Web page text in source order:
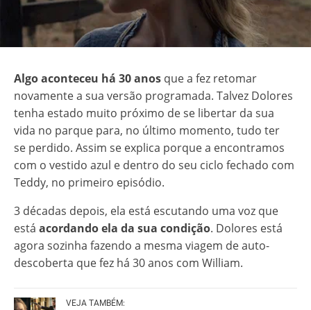
Algo aconteceu há 30 anos que a fez retomar
novamente a sua versão programada. Talvez Dolores
tenha estado muito próximo de se libertar da sua
vida no parque para, no último momento, tudo ter
se perdido. Assim se explica porque a encontramos
com o vestido azul e dentro do seu ciclo fechado com
Teddy, no primeiro episódio.
3 décadas depois, ela está escutando uma voz que
está acordando ela da sua condição. Dolores está
agora sozinha fazendo a mesma viagem de auto-
descoberta que fez há 30 anos com William.
VEJA TAMBÉM: